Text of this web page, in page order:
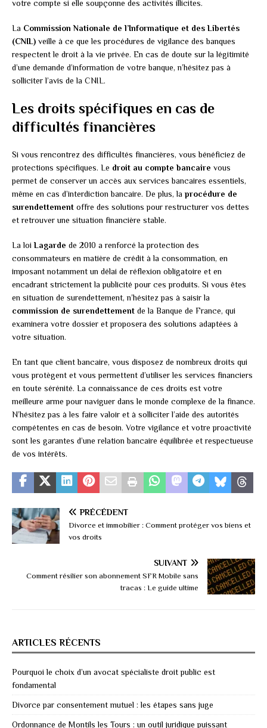
votre compte si elle soupçonne des activités illicites.
La Commission Nationale de l’Informatique et des Libertés
(CNIL) veille à ce que les procédures de vigilance des banques
respectent le droit à la vie privée. En cas de doute sur la légitimité
d’une demande d’information de votre banque, n’hésitez pas à
solliciter l’avis de la CNIL.
Les droits spécifiques en cas de
difficultés financières
Si vous rencontrez des difficultés financières, vous bénéficiez de
protections spécifiques. Le droit au compte bancaire vous
permet de conserver un accès aux services bancaires essentiels,
même en cas d’interdiction bancaire. De plus, la procédure de
surendettement offre des solutions pour restructurer vos dettes
et retrouver une situation financière stable.
La loiLagarde de 2010 a renforcé la protection des
consommateurs en matière de crédit à la consommation, en
imposant notamment un délai de réflexion obligatoire et en
encadrant strictement la publicité pour ces produits. Si vous êtes
en situation de surendettement, n’hésitez pas à saisir la
commission de surendettement de la Banque de France, qui
examinera votre dossier et proposera des solutions adaptées à
votre situation.
En tant que client bancaire, vous disposez de nombreux droits qui
vous protègent et vous permettent d’utiliser les services financiers
en toute sérénité. La connaissance de ces droits est votre
meilleure arme pour naviguer dans le monde complexe de la finance.
N’hésitez pas à les faire valoir et à solliciter l’aide des autorités
compétentes en cas de besoin. Votre vigilance et votre proactivité
sont les garantes d’une relation bancaire équilibrée et respectueuse
de vos intérêts.
PRÉCÉDENT
Divorce et immobilier : Comment protéger vos biens et
vos droits
SUIVANT
Comment résilier son abonnement SFR Mobile sans
tracas : Le guide ultime
ARTICLES RÉCENTS
Pourquoi le choix d’un avocat spécialiste droit public est
fondamental
Divorce par consentement mutuel : les étapes sans juge
Ordonnance de Montils les Tours : un outil juridique puissant